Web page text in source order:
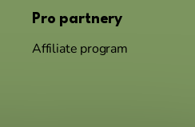
Pro partnery
Affiliate program